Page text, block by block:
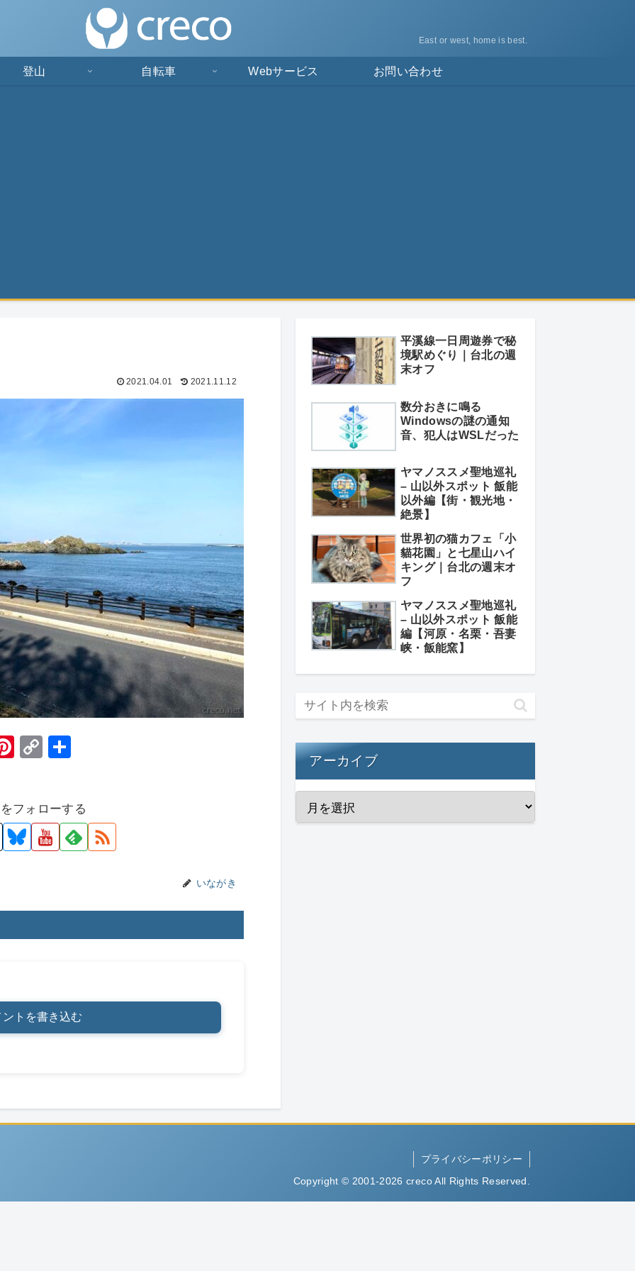
East or west, home is best.
登山 自転車 Webサービス お問い合わせ
2021.04.01 2021.11.12
Pi
e
st
C
y
Li
フォローする
いながき
ントを書き込む
平溪線一日周遊券で秘
境駅めぐり｜台北の週
末オフ
数分おきに鳴る
Windowsの謎の通知
音、犯人はWSLだった
ヤマノススメ聖地巡礼
– 山以外スポット 飯能
以外編【街・観光地・
絶景】
世界初の猫カフェ「小
貓花園」と七星山ハイ
キング｜台北の週末オ
フ
ヤマノススメ聖地巡礼
– 山以外スポット 飯能
編【河原・名栗・吾妻
峡・飯能窯】
アーカイブ
プライバシーポリシー
Copyright © 2001-2026 creco All Rights Reserved.